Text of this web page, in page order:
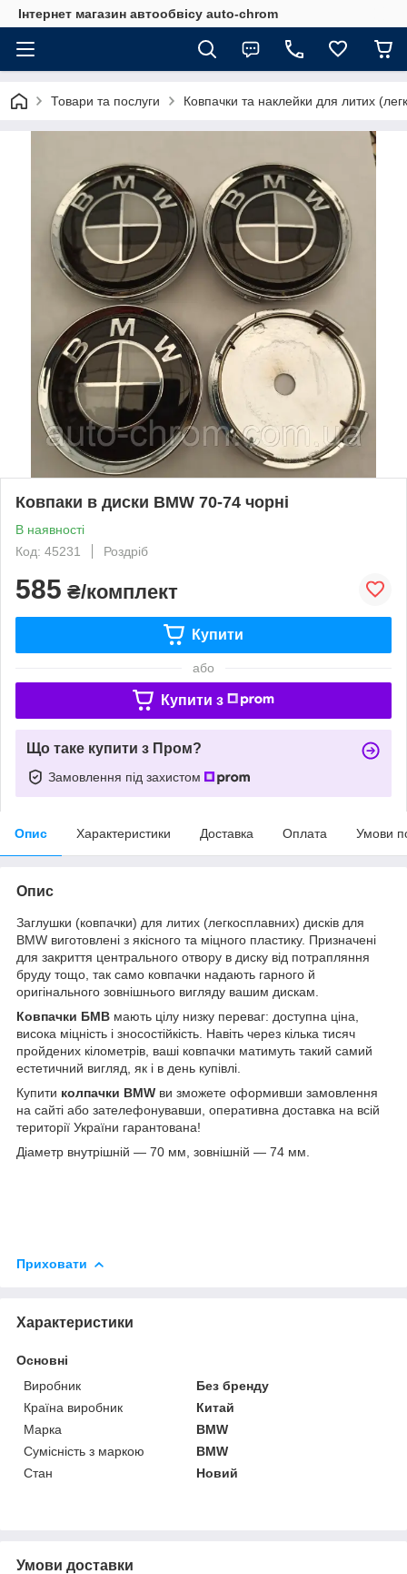
Інтернет магазин автообвісу auto-chrom
Товари та послуги Ковпачки та наклейки для литих
Ковпаки в диски BMW 70-74 чорні
В наявності
Код: 45231
Роздріб
585 ₴/комплект
Купити
або
Купити з
Що таке купити з Пром?
Замовлення під захистом
Опис Характеристики Доставка Оплата Умови
Опис
Заглушки (ковпачки) для литих (легкосплавних) дисків для
BMW виготовлені з якісного та міцного пластику. Призначені
для закриття центрального отвору в диску від потрапляння
бруду тощо, так само ковпачки надають гарного й
оригінального зовнішнього вигляду вашим дискам.
Ковпачки БМВ мають цілу низку переваг: доступна ціна,
висока міцність і зносостійкість. Навіть через кілька тисяч
пройдених кілометрів, ваші ковпачки матимуть такий самий
естетичний вигляд, як і в день купівлі.
Купити колпачки BMW ви зможете оформивши замовлення
на сайті або зателефонувавши, оперативна доставка на всій
території України гарантована!
Діаметр внутрішній — 70 мм, зовнішній — 74 мм.
Приховати
Характеристики
Основні
Виробник
Без бренду
Країна виробник
Китай
Марка
BMW
Сумісність з маркою
BMW
Стан
Новий
Умови доставки